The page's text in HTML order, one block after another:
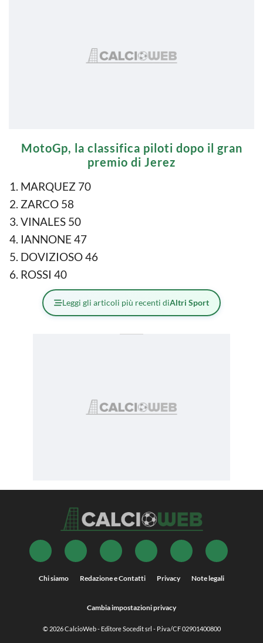
MotoGp, la classifica piloti dopo il gran
premio di Jerez
MARQUEZ 70
ZARCO 58
VINALES 50
IANNONE 47
DOVIZIOSO 46
ROSSI 40
Leggi gli articoli più recenti diAltri Sport
Chi siamo Redazione e Contatti Privacy Note legali
Cambia impostazioni privacy
© 2026CalcioWeb- Editore Socedit srl - P.iva/CF 02901400800